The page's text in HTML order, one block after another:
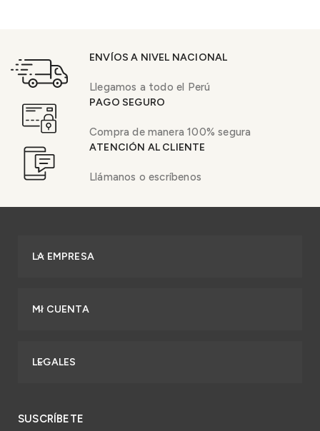
ENVÍOS A NIVEL NACIONAL
Llegamos a todo el Perú
PAGO SEGURO
Compra de manera 100% segura
ATENCIÓN AL CLIENTE
Llámanos o escríbenos
LA EMPRESA
MI CUENTA
LEGALES
SUSCRÍBETE